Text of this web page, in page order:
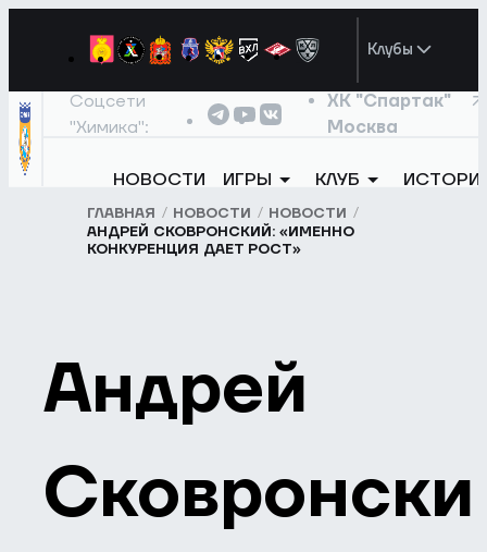
Клубы
Соцсети
"Химика":
ХК "Спартак"
Москва
НОВОСТИ ИГРЫ КЛУБ
ГЛАВНАЯ НОВОСТИ
НОВОСТИ
АНДРЕЙ СКОВРОНСКИЙ: «ИМЕННО
КОНКУРЕНЦИЯ ДАЕТ РОСТ»
Андрей